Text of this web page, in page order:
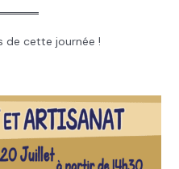
de cette journée !